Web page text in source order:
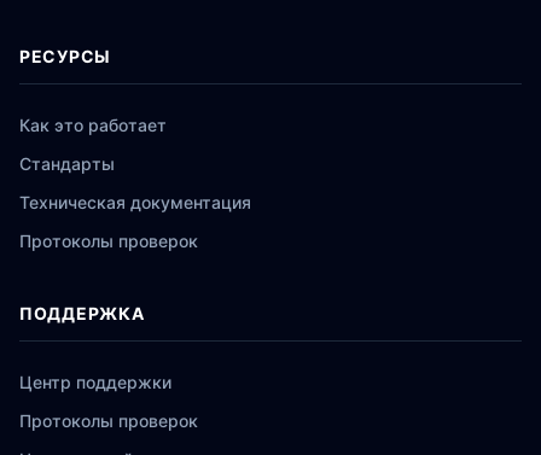
РЕСУРСЫ
Как это работает
Стандарты
Техническая документация
Протоколы проверок
ПОДДЕРЖКА
Центр поддержки
Протоколы проверок